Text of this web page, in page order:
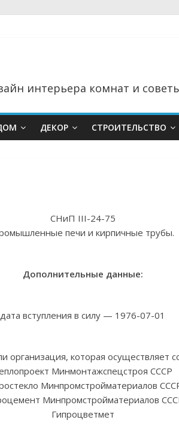
интерьера комнат и
ДЕКОР СТРОИТЕЛЬСТВО
СНиП III-24-75
печи и кирпичные трубы.
Дополнительные данные:
дата вступления в силу — 1976-07-01
организация, которая
Минмонтажспецстроя СССР
Минпромстройматериалов
Минпромстройматериалов
Гипроцветмет